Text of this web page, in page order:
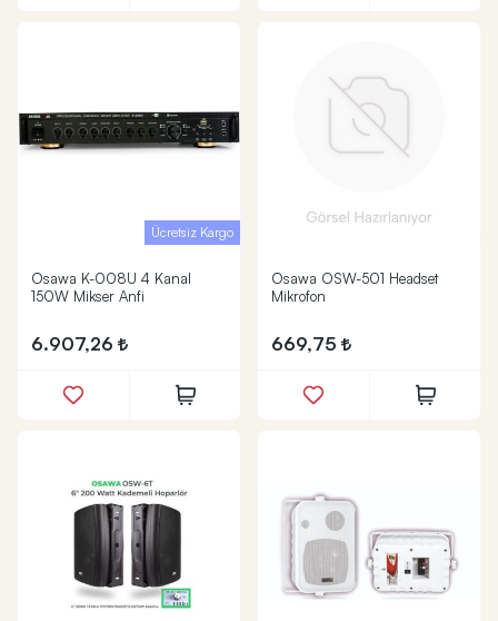
Ücretsiz Kargo
Osawa K-008U 4 Kanal
150W Mikser Anfi
6.907,26
Osawa OSW-501 Headset
Mikrofon
669,75